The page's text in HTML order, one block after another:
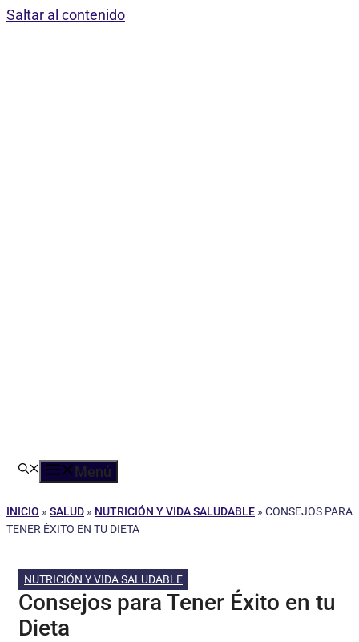
Saltar al contenido
Menú
INICIO » SALUD » NUTRICIÓN Y VIDA SALUDABLE » CONSEJOS PARA
TENER ÉXITO EN TU DIETA
NUTRICIÓN Y VIDA SALUDABLE
Consejos para Tener Éxito en tu
Dieta